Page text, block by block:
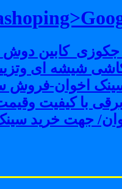
شیشه ای
اخوان-فروش
با کیفیت
جهت خرید